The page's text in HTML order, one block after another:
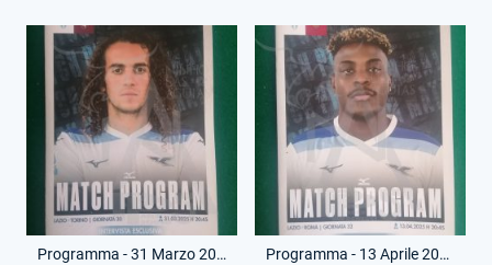
Programma - 31 Marzo 2025 - Campionato Serie A - Lazio-Torino Programma - 13 Aprile 2025 - Campionato Serie A - Lazio-Roma